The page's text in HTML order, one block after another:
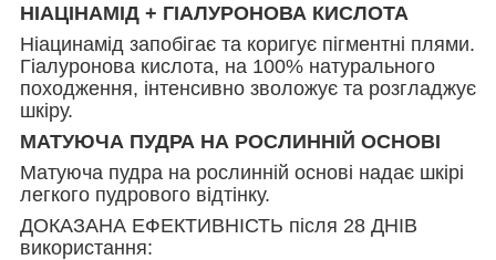
НІАЦІНАМІД + ГІАЛУРОНОВА КИСЛОТА
Ніацинамід запобігає та коригує пігментні плями.
Гіалуронова кислота, на 100% натурального
походження, інтенсивно зволожує та розгладжує
шкіру.
МАТУЮЧА ПУДРА НА РОСЛИННІЙ ОСНОВІ
Матуюча пудра на рослинній основі надає шкірі
легкого пудрового відтінку.
ДОКАЗАНА ЕФЕКТИВНІСТЬ після 28 ДНІВ
використання: